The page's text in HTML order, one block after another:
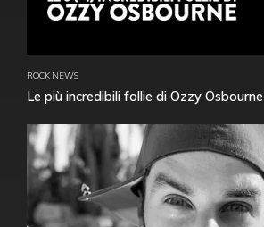
ROCK NEWS
Le più incredibili follie di Ozzy Osbourne